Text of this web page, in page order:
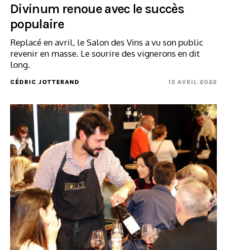
Divinum renoue avec le succès
populaire
Replacé en avril, le Salon des Vins a vu son public
revenir en masse. Le sourire des vignerons en dit
long.
CÉDRIC JOTTERAND 13 AVRIL 2022